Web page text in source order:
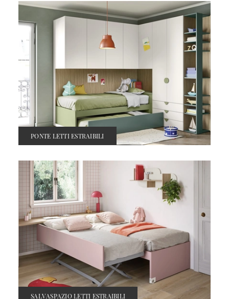
PONTE LETTI ESTRAIBILI
SALVASPAZIO LETTI ESTRAIBILI